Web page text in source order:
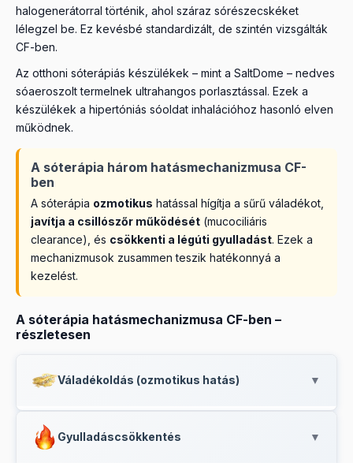
halogenerátorral történik, ahol száraz sórészecskéket
lélegzel be. Ez kevésbé standardizált, de szintén vizsgálták
CF-ben.
Az otthoni sóterápiás készülékek – mint a SaltDome – nedves
sóaeroszolt termelnek ultrahangos porlasztással. Ezek a
készülékek a hipertóniás sóoldat inhalációhoz hasonló elven
működnek.
A sóterápia három hatásmechanizmusa CF-
ben
A sóterápia ozmotikus hatással hígítja a sűrű váladékot,
javítja a csillószőr működését (mucociliáris
clearance), és csökkenti a légúti gyulladást. Ezek a
mechanizmusok zusammen teszik hatékonnyá a
kezelést.
A sóterápia hatásmechanizmusa CF-ben –
részletesen
Váladékoldás (ozmotikus hatás) ▼
hatástfejtenek ki: vizet vonzanak magukhoz a légúti
Gyulladáscsökkentés ▼